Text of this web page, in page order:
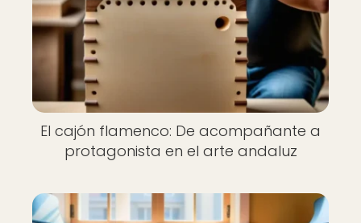
El cajón flamenco: De acompañante a
protagonista en el arte andaluz